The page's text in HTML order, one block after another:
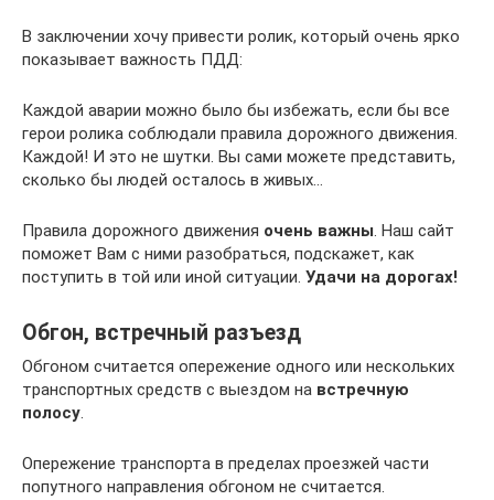
В заключении хочу привести ролик, который очень ярко
показывает важность ПДД:
Каждой аварии можно было бы избежать, если бы все
герои ролика соблюдали правила дорожного движения.
Каждой! И это не шутки. Вы сами можете представить,
сколько бы людей осталось в живых…
Правила дорожного движения очень важны. Наш сайт
поможет Вам с ними разобраться, подскажет, как
поступить в той или иной ситуации. Удачи на дорогах!
⁠Обгон, встречный разъезд
Обгоном считается опережение одного или нескольких
транспортных средств с выездом на встречную
полосу.
Опережение транспорта в пределах проезжей части
попутного направления обгоном не считается.